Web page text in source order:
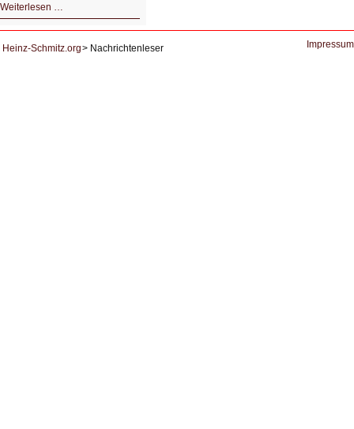
Weiterlesen …
Der
der
KI
Heinz-Schmitz.org Nachrichtenleser Impressum